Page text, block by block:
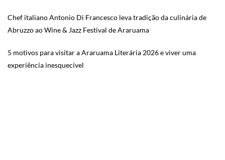
Chef italiano Antonio Di Francesco leva tradição da culinária de
Abruzzo ao Wine & Jazz Festival de Araruama
5 motivos para visitar a Araruama Literária 2026 e viver uma
experiência inesquecível